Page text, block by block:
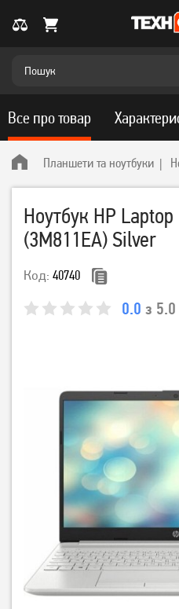
Планшети та ноутбуки
Ноутбук HP
(3M811EA) Silver
Код: 40740
0.0 з 5.0
Все про товар